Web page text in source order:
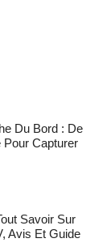
Du Bord : De
Pour Capturer
Savoir Sur
Avis Et Guide